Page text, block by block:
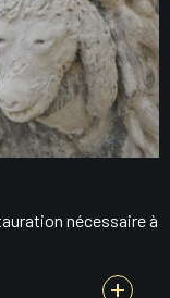
nécessaire à